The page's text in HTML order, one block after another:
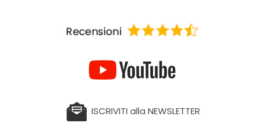
ISCRIVITI alla NEWSLETTER